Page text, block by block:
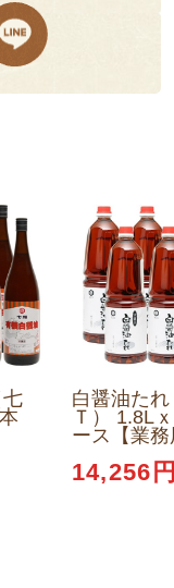
白醤油た
Ｔ） 1.8L
ース【業務
14,256